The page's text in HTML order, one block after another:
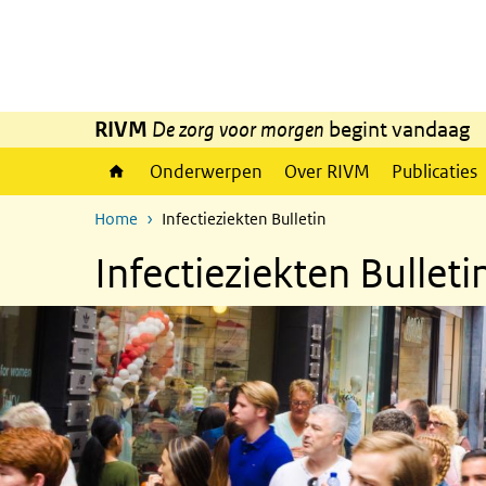
RIVM De zorg voor morgen begint vandaag
Onderwerpen Over RIVM Publicaties
Home Infectieziekten Bulletin
Infectieziekten